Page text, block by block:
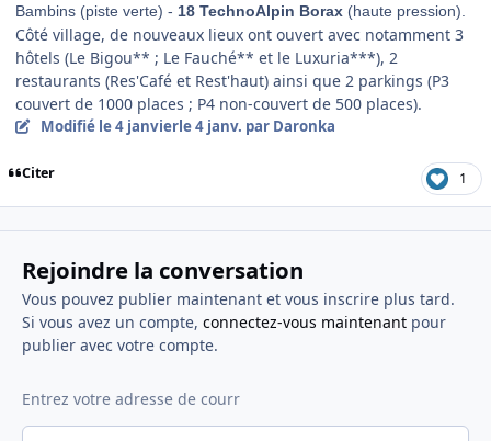
Bambins (piste verte) - 18 TechnoAlpin Borax (haute pression).
Côté village, de nouveaux lieux ont ouvert avec notamment 3
hôtels (Le Bigou** ; Le Fauché** et le Luxuria***), 2
restaurants (Res'Café et Rest'haut) ainsi que 2 parkings (P3
couvert de 1000 places ; P4 non-couvert de 500 places).
Modifié le 4 janvierle 4 janv. par Daronka
Citer 1
Rejoindre la conversation
Vous pouvez publier maintenant et vous inscrire plus tard.
Si vous avez un compte, connectez-vous maintenantpour
publier avec votre compte.